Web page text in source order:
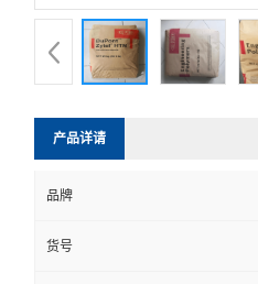
产品详请
品牌
货号